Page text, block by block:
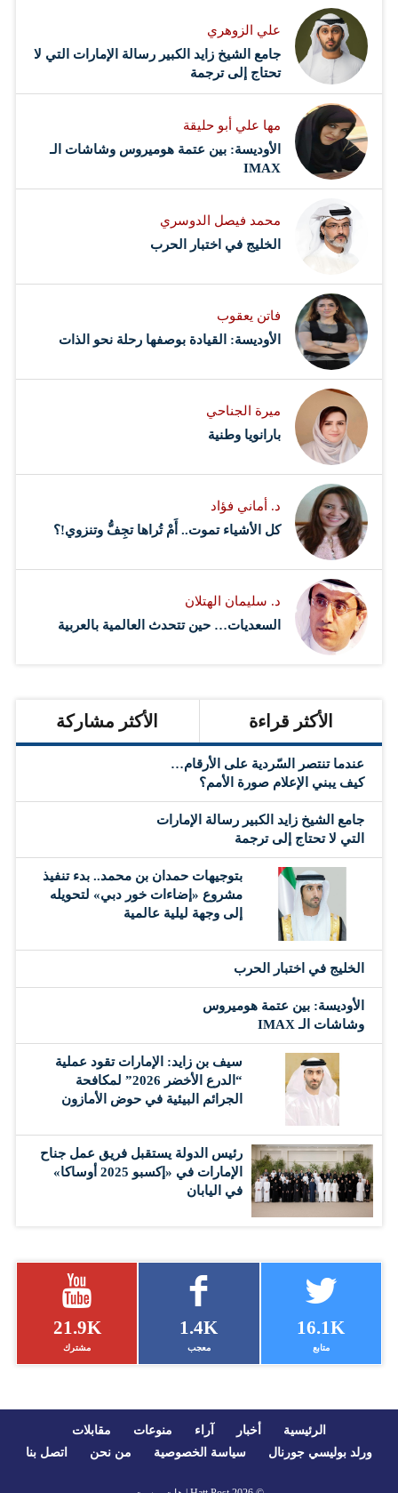
علي الزوهري
جامع الشيخ زايد الكبير رسالة الإمارات التي لا
تحتاج إلى ترجمة
مها علي أبو حليقة
الأوديسة: بين عتمة هوميروس وشاشات الـ
IMAX
محمد فيصل الدوسري ​
‏الخليج في اختبار الحرب
فاتن يعقوب
الأوديسة: القيادة بوصفها رحلة نحو الذات
ميرة الجناحي
بارانويا وطنية
د. أماني فؤاد
كل الأشياء تموت.. أَمْ تُراها تجِفُّ وتنزوي!؟
د. سليمان الهتلان
السعديات… حين تتحدث العالمية بالعربية
الأكثر قراءة الأكثر مشاركة
عندما تنتصر السّردية على الأرقام…
كيف يبني الإعلام صورة الأمم؟
جامع الشيخ زايد الكبير رسالة الإمارات
التي لا تحتاج إلى ترجمة
بتوجيهات حمدان بن محمد.. بدء تنفيذ
مشروع «إضاءات خور دبي» لتحويله
إلى وجهة ليلية عالمية
‏الخليج في اختبار الحرب
الأوديسة: بين عتمة هوميروس
وشاشات الـ IMAX
سيف بن زايد: الإمارات تقود عملية
“الدرع الأخضر 2026” لمكافحة
الجرائم البيئية في حوض الأمازون
رئيس الدولة يستقبل فريق عمل جناح
الإمارات في «إكسبو 2025 أوساكا»
في اليابان
21.9K
مشترك
1.4K
معجب
16.1K
متابع
الرئيسية أخبار آراء منوعات
مقابلات
ورلد بوليسي جورنال
سياسة الخصوصية من نحن اتصل بنا